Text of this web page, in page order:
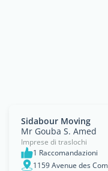
Sidabour Moving
Mr Gouba S. Amed
Imprese di traslochi
1 Raccomandazioni
1159 Avenue des